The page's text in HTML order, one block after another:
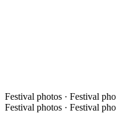
Festival photos · Festival
Festival photos · Festival